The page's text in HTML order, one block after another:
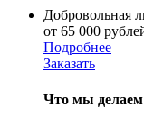
Добровольная
от 65 000
Подробнее
Заказать
Что мы делаем